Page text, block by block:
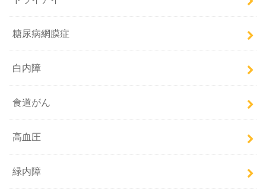
糖尿病網膜症
白内障
食道がん
高血圧
緑内障